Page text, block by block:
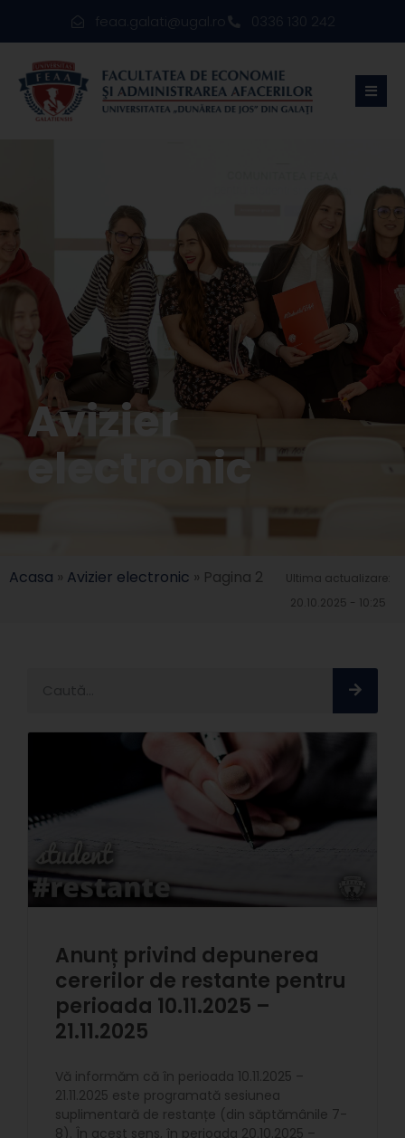
feaa.galati@ugal.ro 0336 130 242
Avizier
electronic
Acasa » Avizier electronic » Pagina 2
Ultima actualizare:
20.10.2025 - 10:25
Anunț privind depunerea
cererilor de restante pentru
perioada 10.11.2025 –
21.11.2025
Vă informăm că în perioada 10.11.2025 –
21.11.2025 este programată sesiunea
suplimentară de restanțe (din săptămânile 7-
8). În acest sens, în perioada 20.10.2025 –